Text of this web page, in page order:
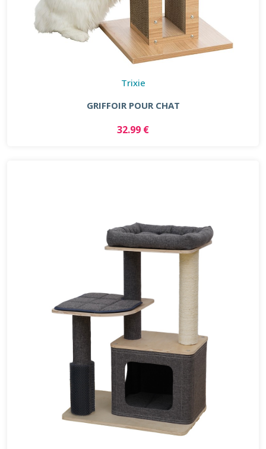
Trixie
GRIFFOIR POUR CHAT
32.99 €